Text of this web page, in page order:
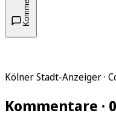
Kölner Stadt-Anzeiger ·
Kommentare · 0